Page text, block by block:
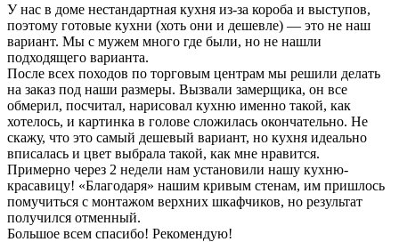
У нас в доме нестандартная кухня из-за короба и выступов,
поэтому готовые кухни (хоть они и дешевле) — это не наш
вариант. Мы с мужем много где были, но не нашли
подходящего варианта.
После всех походов по торговым центрам мы решили делать
на заказ под наши размеры. Вызвали замерщика, он все
обмерил, посчитал, нарисовал кухню именно такой, как
хотелось, и картинка в голове сложилась окончательно. Не
скажу, что это самый дешевый вариант, но кухня идеально
вписалась и цвет выбрала такой, как мне нравится.
Примерно через 2 недели нам установили нашу кухню-
красавицу! «Благодаря» нашим кривым стенам, им пришлось
помучиться с монтажом верхних шкафчиков, но результат
получился отменный.
Большое всем спасибо! Рекомендую!